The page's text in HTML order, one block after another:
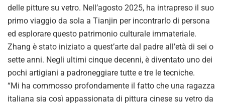
delle pitture su vetro. Nell’agosto 2025, ha intrapreso il suo
primo viaggio da sola a Tianjin per incontrarlo di persona
ed esplorare questo patrimonio culturale immateriale.
Zhang è stato iniziato a quest’arte dal padre all’età di sei o
sette anni. Negli ultimi cinque decenni, è diventato uno dei
pochi artigiani a padroneggiare tutte e tre le tecniche.
“Mi ha commosso profondamente il fatto che una ragazza
italiana sia così appassionata di pittura cinese su vetro da